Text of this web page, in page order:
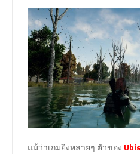
แม้ว่าเกมยิงหลายๆ ตัวของ